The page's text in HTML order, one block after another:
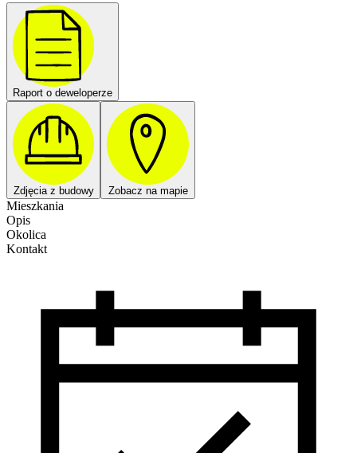
Raport o deweloperze
Zdjęcia z budowy Zobacz na mapie
Mieszkania
Opis
Okolica
Kontakt